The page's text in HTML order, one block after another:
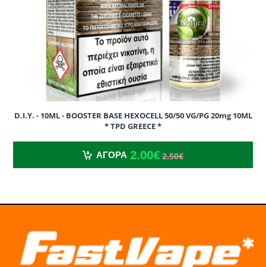
50 0 0 50
D.I.Y. - 10ML - BOOSTER BASE HEXOCELL 50/50 VG/PG 20mg 10ML
* TPD GREECE *
ΑΓΟΡΑ 2.00€ 2.50€